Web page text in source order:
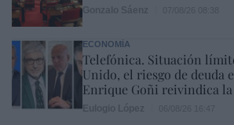
ECONOMÍA
Telefónica. Situación
Unido, el riesgo de deuda
Enrique Goñi reivindica